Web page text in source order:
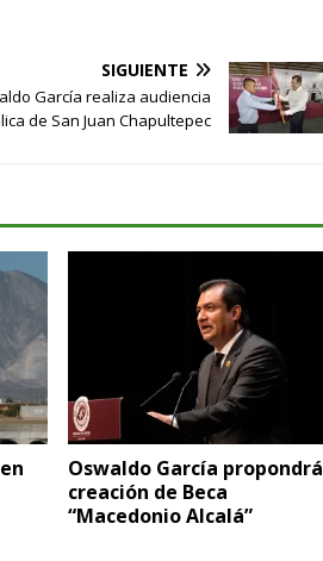
SIGUIENTE
García realiza audiencia
de San Juan Chapultepec
Oswaldo García propondrá
creación de Beca
“Macedonio Alcalá”